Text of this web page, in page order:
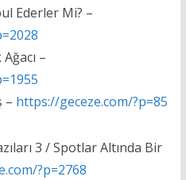
Ederler Mi? –
–
– https://geceze.com/?p=85
3 / Spotlar Altında Bir
?p=2768